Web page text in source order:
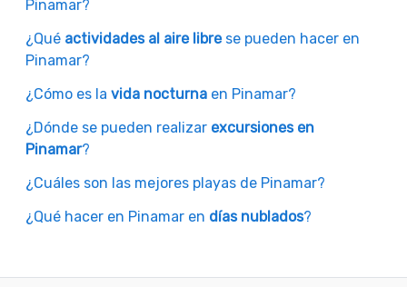
Pinamar?
¿Qué actividades al aire librese pueden hacer en
Pinamar?
¿Cómo es la vida nocturna en Pinamar?
¿Dónde se pueden realizar excursiones en
Pinamar?
¿Cuáles son las mejores playas de Pinamar?
¿Qué hacer en Pinamar en días nublados?